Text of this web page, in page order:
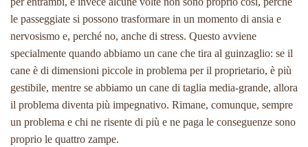
le passeggiate si possono trasformare in un momento di ansia e
nervosismo e, perché no, anche di stress. Questo avviene
specialmente quando abbiamo un cane che tira al guinzaglio: se il
cane è di dimensioni piccole in problema per il proprietario, è più
gestibile, mentre se abbiamo un cane di taglia media-grande, allora
il problema diventa più impegnativo. Rimane, comunque, sempre
un problema e chi ne risente di più e ne paga le conseguenze sono
proprio le quattro zampe.